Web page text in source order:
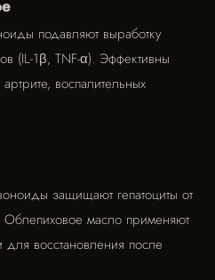
подавляют выработку
(IL-1β, TNF-α). Эффективны
воспалительных
защищают гепатоциты от
Облепиховое масло применяют
для восстановления после